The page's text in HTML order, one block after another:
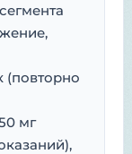
(повторно
мг